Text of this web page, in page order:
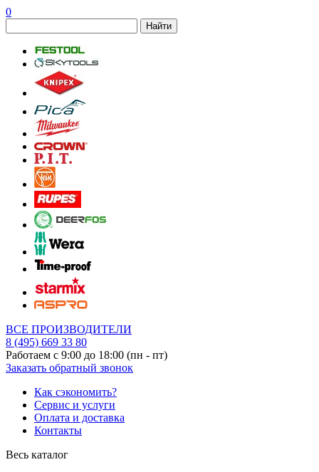
0
Найти
ВСЕ ПРОИЗВОДИТЕЛИ
8 (495) 669 33 80
Работаем с 9:00 до 18:00 (пн - пт)
Заказать обратный звонок
Как сэкономить?
Сервис и услуги
Оплата и доставка
Контакты
Весь каталог